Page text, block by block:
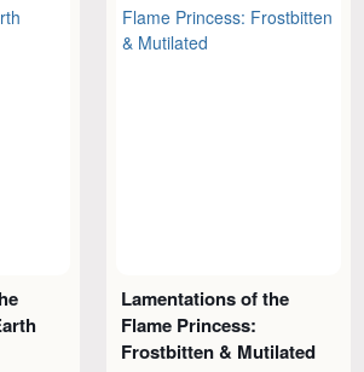
Lamentations of the
Flame Princess:
Frostbitten & Mutilated